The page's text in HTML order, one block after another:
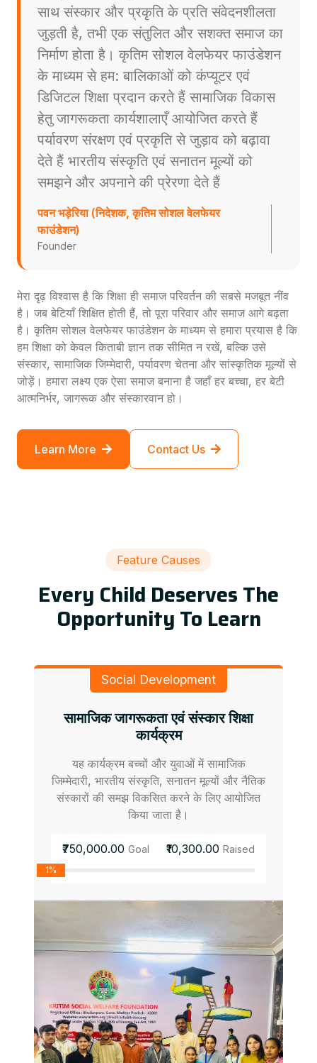
साथ संस्कार और प्रकृति के प्रति संवेदनशीलता
जुड़ती है, तभी एक संतुलित और सशक्त समाज का
निर्माण होता है। कृतिम सोशल वेलफेयर फाउंडेशन
के माध्यम से हम: बालिकाओं को कंप्यूटर एवं
डिजिटल शिक्षा प्रदान करते हैं सामाजिक विकास
हेतु जागरूकता कार्यशालाएँ आयोजित करते हैं
पर्यावरण संरक्षण एवं प्रकृति से जुड़ाव को बढ़ावा
देते हैं भारतीय संस्कृति एवं सनातन मूल्यों को
समझने और अपनाने की प्रेरणा देते हैं
पवन भड़ेरिया (निदेशक, कृतिम सोशल वेलफेयर
फाउंडेशन)
Founder
मेरा दृढ़ विश्वास है कि शिक्षा ही समाज परिवर्तन की सबसे मजबूत नींव
है। जब बेटियाँ शिक्षित होती हैं, तो पूरा परिवार और समाज आगे बढ़ता
है। कृतिम सोशल वेलफेयर फाउंडेशन के माध्यम से हमारा प्रयास है कि
हम शिक्षा को केवल किताबी ज्ञान तक सीमित न रखें, बल्कि उसे
संस्कार, सामाजिक जिम्मेदारी, पर्यावरण चेतना और सांस्कृतिक मूल्यों से
जोड़ें। हमारा लक्ष्य एक ऐसा समाज बनाना है जहाँ हर बच्चा, हर बेटी
आत्मनिर्भर, जागरूक और संस्कारवान हो।
Learn More Contact Us
Feature Causes
Every Child Deserves The
Opportunity To Learn
Social Development
सामाजिक जागरूकता एवं संस्कार शिक्षा
कार्यक्रम
यह कार्यक्रम बच्चों और युवाओं में सामाजिक
जिम्मेदारी, भारतीय संस्कृति, सनातन मूल्यों और नैतिक
संस्कारों की समझ विकसित करने के लिए आयोजित
किया जाता है।
₹750,000.00 Goal ₹10,300.00 Raised
1%